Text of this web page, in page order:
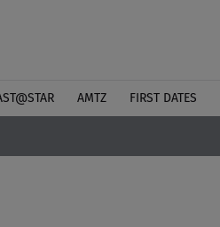
ΑΜΤΖ FIRST DATES